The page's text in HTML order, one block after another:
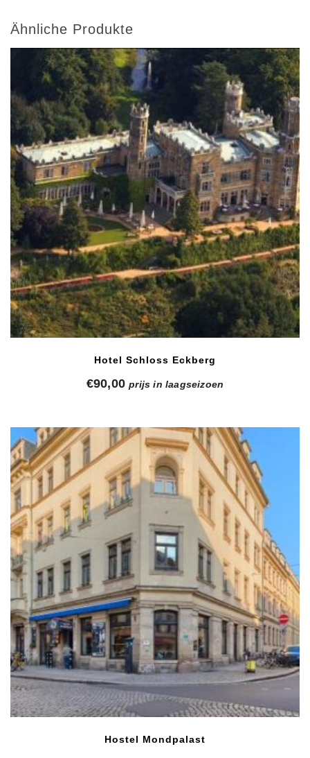
Ähnliche Produkte
Hotel Schloss Eckberg
€90,00 prijs in laagseizoen
Hostel Mondpalast